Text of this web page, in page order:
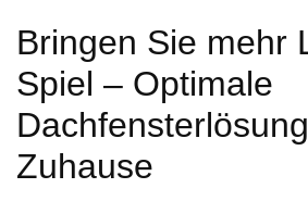
Bringen Sie mehr
Spiel – Optimale
Zuhause